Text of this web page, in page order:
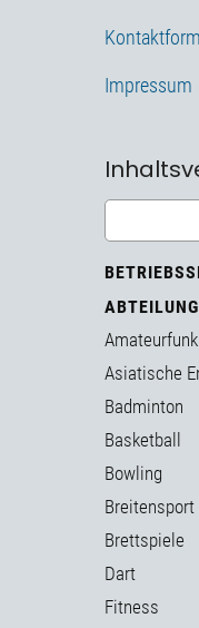
Impressum
Amateurfunk
Asiatische
Badminton
Basketball
Bowling
Breitensport
Brettspiele
Dart
Fitness